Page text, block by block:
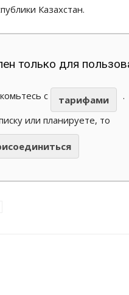
Казахстан.
только для
с тарифами
.
или планируете, то